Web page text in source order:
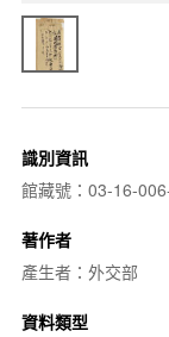
識別資訊
館藏號：03-16-
著作者
產生者：外交部
資料類型